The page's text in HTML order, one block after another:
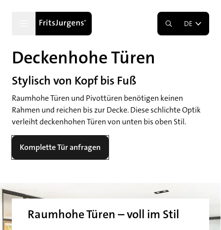
DE
Deckenhohe Türen
Stylisch von Kopf bis Fuß
Raumhohe Türen und Pivottüren benötigen keinen
Rahmen und reichen bis zur Decke. Diese schlichte Optik
verleiht deckenhohen Türen von unten bis oben Stil.
Komplette Tür anfragen
Raumhohe Türen – voll im Stil